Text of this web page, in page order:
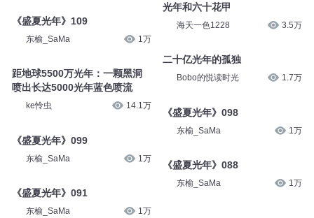
《盛夏光年》109
东榆_SaMa 1万
距地球5500万光年：一颗黑洞
喷出长达5000光年蓝色喷流
ke怜虫 14.1万
《盛夏光年》099
东榆_SaMa 1万
《盛夏光年》091
东榆_SaMa 1万
光年和六十花甲
海天一色1228 3.5万
二十亿光年的孤独
Bobo的悦读时光 1.7万
《盛夏光年》098
东榆_SaMa 1万
《盛夏光年》088
东榆_SaMa 1万